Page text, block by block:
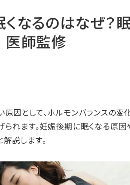
なるのはなぜ？
医師監修
因として、ホルモンバランスの変
れます。妊娠後期に眠くなる原
説します。